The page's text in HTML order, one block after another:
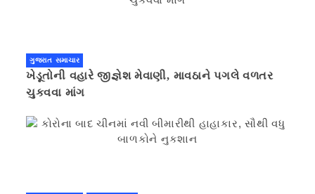
ગુજરાત સમાચાર
ખેડૂતોની વહારે જીજ્ઞેશ મેવાણી, માવઠાને પગલે વળતર
ચુકવવા માંગ